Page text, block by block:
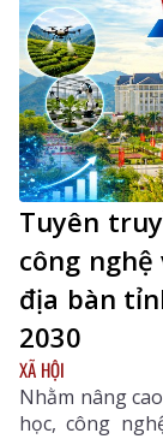
Tuyên
công
địa bàn
2030
XÃ HỘI
Nhằm nâng
học, công